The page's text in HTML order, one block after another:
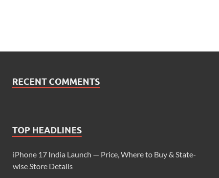
RECENT COMMENTS
TOP HEADLINES
iPhone 17 India Launch — Price, Where to Buy & State-
wise Store Details